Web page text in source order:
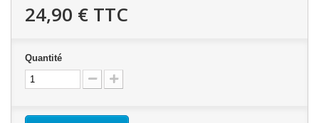
24,90 € TTC
Quantité